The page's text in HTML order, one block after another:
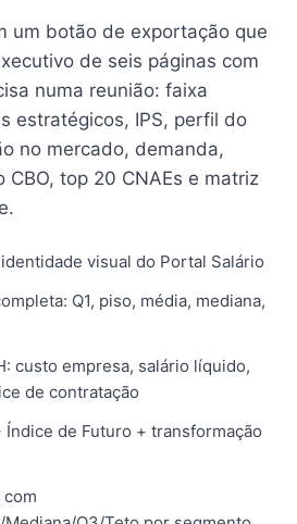
um botão de exportação que
de seis páginas com
numa reunião: faixa
estratégicos, IPS, perfil do
no mercado, demanda,
CBO, top 20 CNAEs e matriz
visual do Portal Salário
Q1, piso, média, mediana,
custo empresa, salário líquido,
de contratação
Índice de Futuro + transformação
com